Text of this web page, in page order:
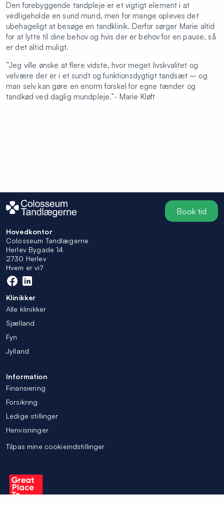
Den forebyggende tandpleje er et vigtigt element i at
vedligeholde en sund mund, men for mange opleves det
ubehageligt at besøge en tandklinik. Derfor sørger Marie altid
for at lytte til dine behov og hvis der er behov for en pause, så
er det altid muligt.
”Jeg ville ønske at flere vidste, hvor meget livskvalitet og
velvære der er i et sundt og funktionsdygtigt tandsæt – og
man selv kan gøre en enorm forskel for egne tænder og
tandkød ved daglig mundpleje.”- Marie Kløft
Book tid
Hovedkontor
Colosseum Tandlægerne
Herlev Bygade 14
2730 Herlev
Hvem er vi?
Klinikker
Alle klinikker
Sjælland
Fyn
Jylland
Information
Finansiering
Forsikring
Ledige stillinger
Henvisninger
Tilpas mine cookieindstillinger